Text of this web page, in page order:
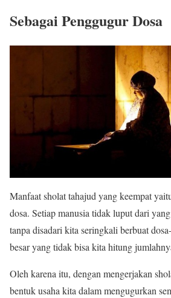
Sebagai Penggugur Dosa
Manfaat sholat tahajud yang keempat
dosa. Setiap manusia tidak luput dari
tanpa disadari kita seringkali berbuat
besar yang tidak bisa kita hitung
Oleh karena itu, dengan mengerjakan
bentuk usaha kita dalam mengugurkan